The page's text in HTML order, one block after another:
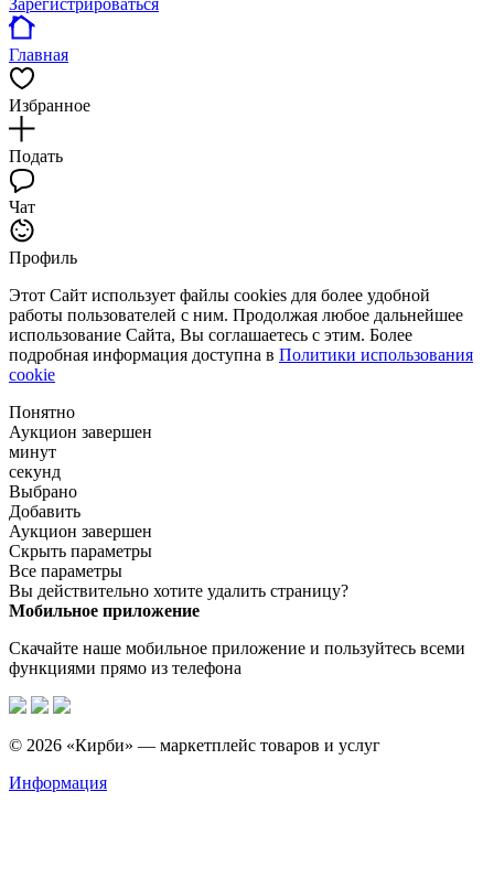
Зарегистрироваться
Главная
Избранное
Подать
Чат
Профиль
Этот Сайт использует файлы cookies для более удобной
работы пользователей с ним. Продолжая любое дальнейшее
использование Сайта, Вы соглашаетесь с этим. Более
подробная информация доступна в Политики использования
cookie
Понятно
Аукцион завершен
минут
секунд
Выбрано
Добавить
Аукцион завершен
Скрыть параметры
Все параметры
Вы действительно хотите удалить страницу?
Мобильное приложение
Скачайте наше мобильное приложение и пользуйтесь всеми
функциями прямо из телефона
© 2026 «Кирби» — маркетплейс товаров и услуг
Информация